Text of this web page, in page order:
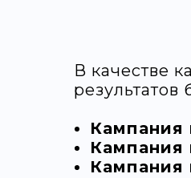
В качестве
Кампания
Кампания
Кампания